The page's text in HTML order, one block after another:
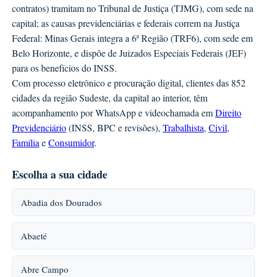
contratos) tramitam no Tribunal de Justiça (TJMG), com sede na
capital; as causas previdenciárias e federais correm na Justiça
Federal: Minas Gerais integra a 6ª Região (TRF6), com sede em
Belo Horizonte, e dispõe de Juizados Especiais Federais (JEF)
para os benefícios do INSS.
Com processo eletrônico e procuração digital, clientes das 852
cidades da região Sudeste, da capital ao interior, têm
acompanhamento por WhatsApp e videochamada emDireito
Previdenciário(INSS, BPC e revisões), Trabalhista, Civil,
Família eConsumidor.
Escolha a sua cidade
Abadia dos Dourados
Abaeté
Abre Campo